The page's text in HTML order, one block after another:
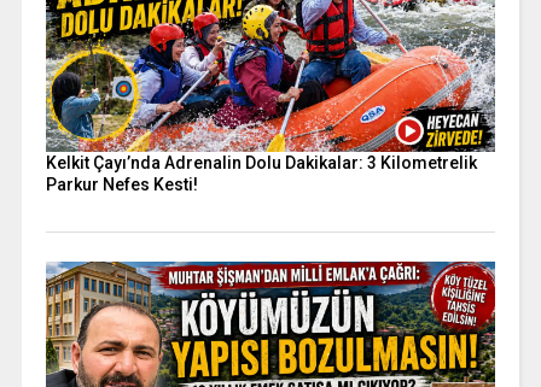
Kelkit Çayı’nda Adrenalin Dolu Dakikalar: 3 Kilometrelik
Parkur Nefes Kesti!